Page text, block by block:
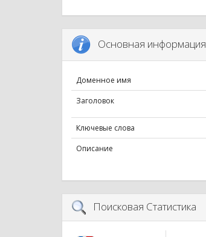
Основная информация
Доменное имя
Заголовок
Ключевые слова
Описание
Поисковая Статистика